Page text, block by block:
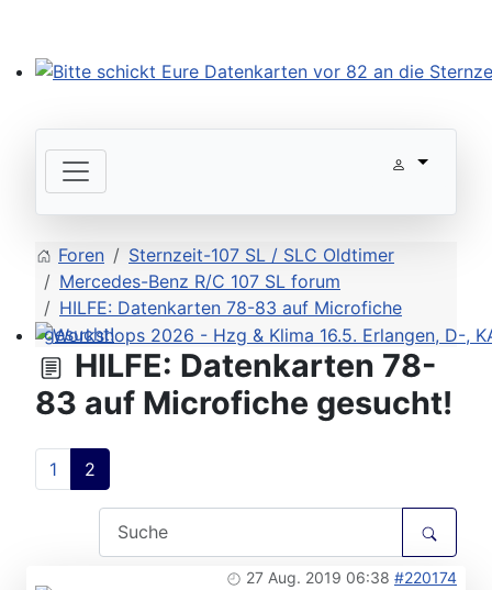
Workshops 2026 - Hzg & Klima 16.5. Erlangen, D-,
Foren
Sternzeit-107 SL / SLC Oldtimer
Mercedes-Benz R/C 107 SL forum
HILFE: Datenkarten 78-83 auf Microfiche
gesucht!
HILFE: Datenkarten 78-
83 auf Microfiche gesucht!
1 2
27 Aug. 2019 06:38 #220174